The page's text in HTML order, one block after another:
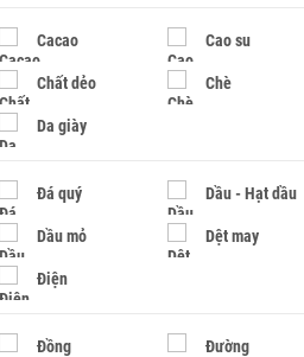
Cacao Cao su
Chất dẻo Chè
Da giày
Đá quý Dầu - Hạt dầu
Dầu mỏ Dệt may
Điện
Đồng Đường